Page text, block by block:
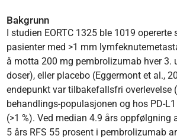
Bakgrunn
I studien EORTC 1325 ble 1019 opererte
pasienter med >1 mm
å motta 200 mg pembrolizumab hver 3.
doser), eller placebo (Eggermont et al.,
endepunkt var tilbakefallsfri overlevelse
behandlings-populasjonen og hos PD-
(>1 %). Ved median 4.9 års oppfølgning
5 års RFS 55 prosent i pembrolizumab